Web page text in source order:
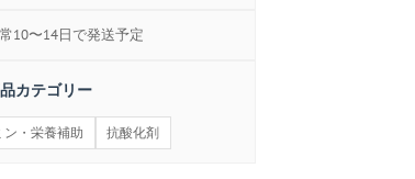
10〜14日で発送予定
カテゴリー
ン・栄養補助 抗酸化剤